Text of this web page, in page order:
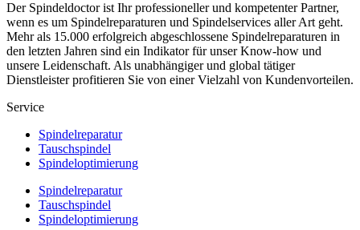
Der Spindeldoctor ist Ihr professioneller und kompetenter Partner,
wenn es um Spindelreparaturen und Spindelservices aller Art geht.
Mehr als 15.000 erfolgreich abgeschlossene Spindelreparaturen in
den letzten Jahren sind ein Indikator für unser Know-how und
unsere Leidenschaft. Als unabhängiger und global tätiger
Dienstleister profitieren Sie von einer Vielzahl von Kundenvorteilen.
Service
Spindelreparatur
Tauschspindel
Spindeloptimierung
Spindelreparatur
Tauschspindel
Spindeloptimierung